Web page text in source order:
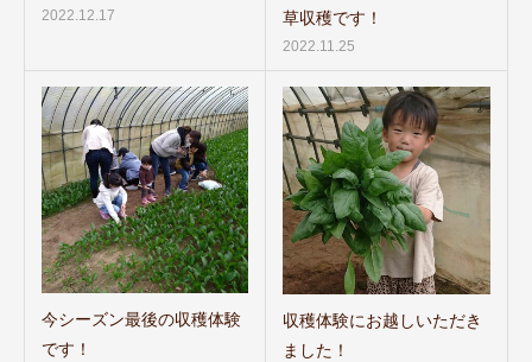
2022.12.17
草収穫です！
2022.11.25
今シーズン最後の収穫体験
です！
収穫体験にお越しいただき
ました！